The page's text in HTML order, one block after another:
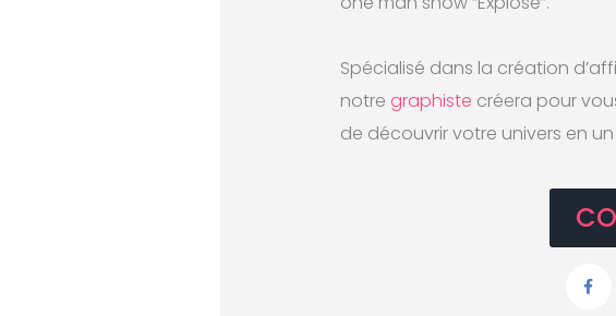
Spécialisé dans la création
notre graphiste créera pour
de découvrir votre univers en